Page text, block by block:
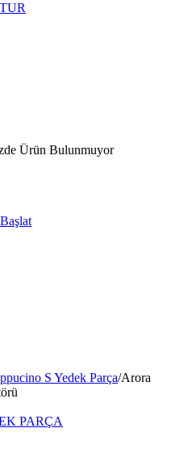
Ürün Bulunmuyor
S Yedek Parça/Arora
PARÇA